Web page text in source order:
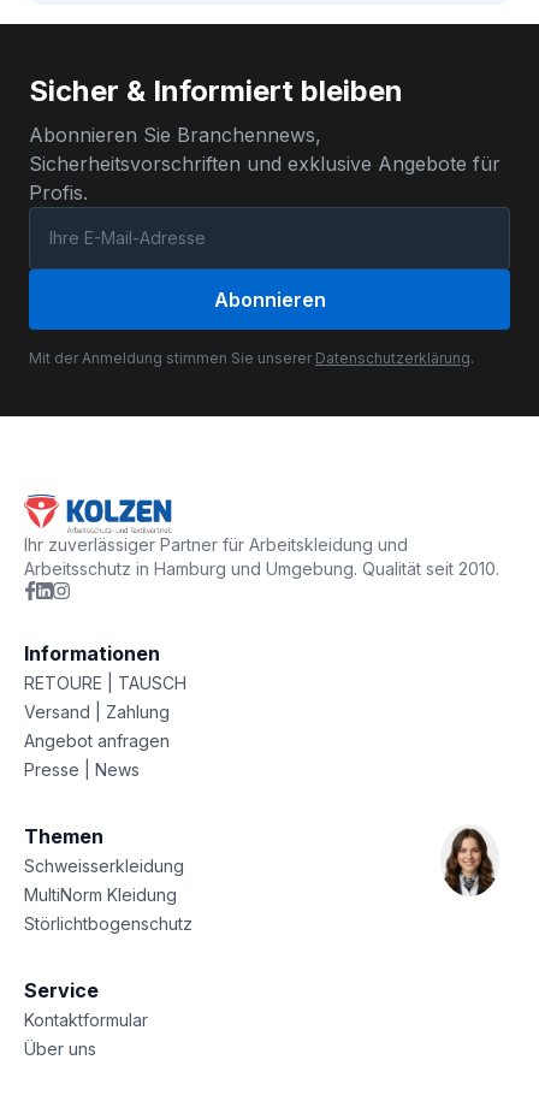
Sicher & Informiert bleiben
Abonnieren Sie Branchennews,
Sicherheitsvorschriften und exklusive Angebote für
Profis.
Abonnieren
Mit der Anmeldung stimmen Sie unserer Datenschutzerklärung.
Ihr zuverlässiger Partner für Arbeitskleidung und
Arbeitsschutz in Hamburg und Umgebung. Qualität seit 2010.
Informationen
RETOURE | TAUSCH
Versand | Zahlung
Angebot anfragen
Presse | News
Themen
Schweisserkleidung
MultiNorm Kleidung
Störlichtbogenschutz
Service
Kontaktformular
Über uns